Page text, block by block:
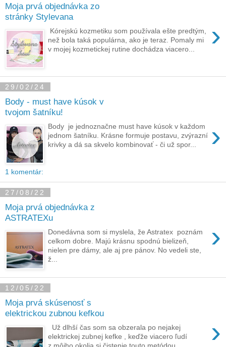
Moja prvá objednávka zo
stránky Stylevana
›
Kórejskú kozmetiku som používala ešte predtým,
než bola taká populárna, ako je teraz. Pomaly mi
v mojej kozmetickej rutine dochádza viacero...
29/02/24
Body - must have kúsok v
tvojom šatníku!
›
Body je jednoznačne must have kúsok v každom
jednom šatníku. Krásne formuje postavu, zvýrazní
krivky a dá sa skvelo kombinovať - či už spor...
1 komentár:
27/08/22
Moja prvá objednávka z
ASTRATEXu
›
Donedávna som si myslela, že Astratex poznám
celkom dobre. Majú krásnu spodnú bielizeň,
nielen pre dámy, ale aj pre pánov. No vedeli ste,
ž...
12/05/22
Moja prvá skúsenosť s
elektrickou zubnou kefkou
›
Už dlhší čas som sa obzerala po nejakej
elektrickej zubnej kefke , keďže viacero ľudí